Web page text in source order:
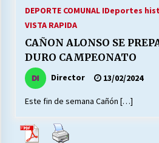
LABORAL:
13/07/2026
25/06/2026
DEPORTE COMUNAL IDeportes
VISTA RAPIDA
CAÑON ALONSO SE
DURO CAMPEONATO
Director 13/02/2024
Este fin de semana Cañón […]